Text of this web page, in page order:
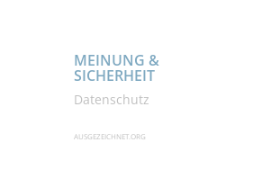
MEINUNG &
SICHERHEIT
Datenschutz
AUSGEZEICHNET.ORG